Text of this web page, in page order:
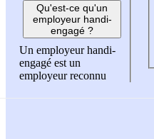
Qu'est-ce qu'un
employeur handi-
engagé ?
Un employeur handi-
engagé est un
employeur reconnu